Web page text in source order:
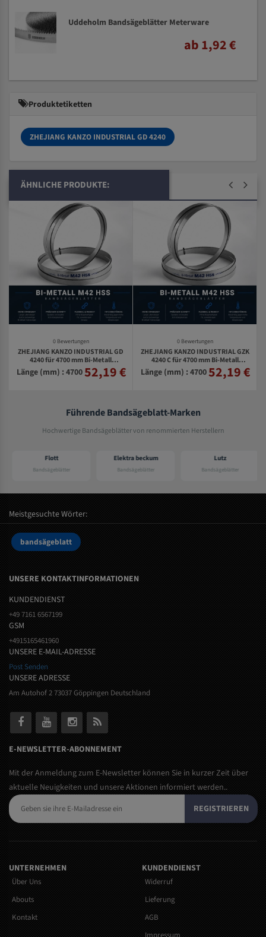
Uddeholm Bandsägeblätter Meterware
ab 1,92 €
Produktetiketten
ZHEJIANG KANZO INDUSTRIAL GD 4240
ÄHNLICHE PRODUKTE:
0 Bewertungen
ZHEJIANG KANZO INDUSTRIAL GD
4240 für 4700 mm Bi-Metall
Bandsägeblätter
Länge (mm) : 470052,19 €
0 Bewertungen
ZHEJIANG KANZO INDUSTRIAL GZK
4240 C für 4700 mm Bi-Metall
Bandsägeblätter
Länge (mm) : 470052,19 €
Führende Bandsägeblatt-Marken
Hochwertige Bandsägeblätter von renommierten Herstellern
Flott
Bandsägeblätter
Elektra beckum
Bandsägeblätter
Lutz
Bandsägeblätter
Meistgesuchte Wörter:
bandsägeblatt
UNSERE KONTAKTINFORMATIONEN
KUNDENDIENST
+49 7161 6567199
GSM
+4915165461960
UNSERE E-MAIL-ADRESSE
Post Senden
UNSERE ADRESSE
Am Autohof 2 73037 Göppingen Deutschland
E-NEWSLETTER-ABONNEMENT
Mit der Anmeldung zum E-Newsletter können Sie in kurzer Zeit über
aktuelle Neuigkeiten und unsere Aktionen informiert werden..
REGISTRIEREN
UNTERNEHMEN
Über Uns
Abouts
Kontakt
KUNDENDIENST
Widerruf
Lieferung
AGB